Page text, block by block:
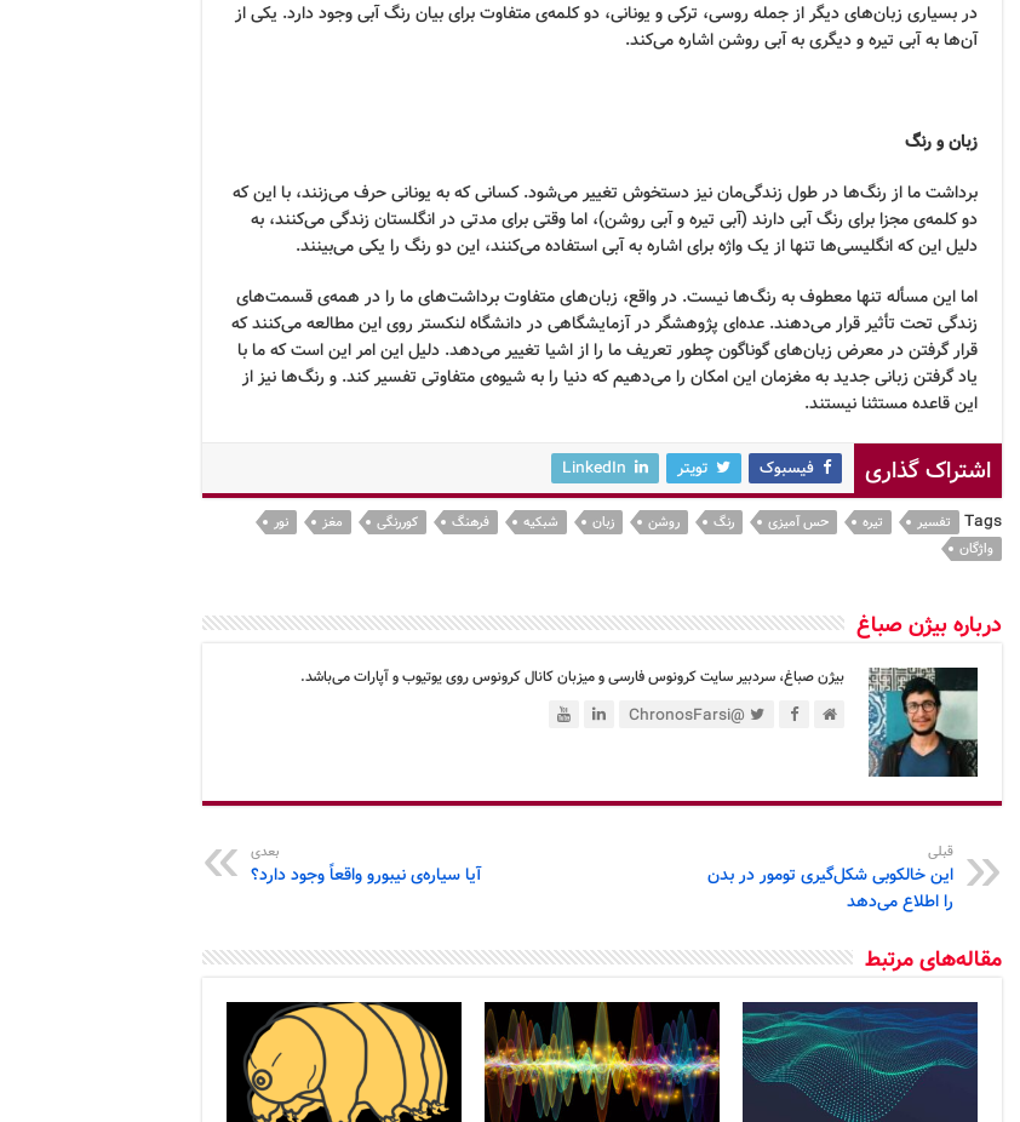
در بسیاری زبان‌های دیگر از جمله روسی، ترکی و یونانی، دو کلمه‌ی متفاوت برای بیان رنگ آبی وجود دارد. یکی از
آن‌ها به آبی تیره و دیگری به آبی روشن اشاره می‌کند.
زبان و رنگ
برداشت ما از رنگ‌ها در طول زندگی‌مان نیز دستخوش تغییر می‌شود. کسانی که به یونانی حرف می‌زنند، با این که
دو کلمه‌ی مجزا برای رنگ آبی دارند (آبی تیره و آبی روشن)، اما وقتی برای مدتی در انگلستان زندگی می‌کنند، به
دلیل این که انگلیسی‌ها تنها از یک واژه برای اشاره به آبی استفاده می‌کنند، این دو رنگ را یکی می‌بینند.
اما این مسأله تنها معطوف به رنگ‌ها نیست. در واقع، زبان‌های متفاوت برداشت‌های ما را در همه‌ی قسمت‌های
زندگی تحت تأثیر قرار می‌دهند. عده‌ای پژوهشگر در آزمایشگاهی در دانشگاه لنکستر روی این مطالعه می‌کنند که
قرار گرفتن در معرض زبان‌های گوناگون چطور تعریف ما را از اشیا تغییر می‌دهد. دلیل این امر این است که ما با
یاد گرفتن زبانی جدید به مغزمان این امکان را می‌دهیم که دنیا را به شیوه‌ی متفاوتی تفسیر کند. و رنگ‌ها نیز از
این قاعده مستثنا نیستند.
اشتراک گذاری فیسبوک تویتر LinkedIn
Tags تفسیر تیره حس آمیزی رنگ روشن زبان شبکیه فرهنگ کوررنگی مغز
نور
واژگان
درباره بیژن صباغ
بیژن صباغ، سردبیر سایت کرونوس فارسی و میزبان کانال کرونوس روی یوتیوب و آپارات می‌باشد.
@ChronosFarsi
قبلی
این خالکوبی شکل‌گیری تومور در بدن
را اطلاع می‌دهد
بعدی
آیا سیاره‌ی نیبورو واقعاً وجود دارد؟
مقاله‌های مرتبط